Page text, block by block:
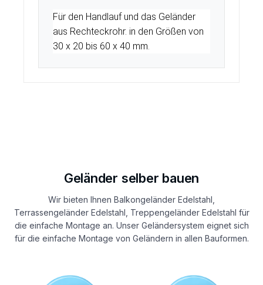
Für den Handlauf und das Geländer
aus Rechteckrohr. in den Größen von
30 x 20 bis 60 x 40 mm.
Geländer selber bauen
Wir bieten Ihnen Balkongeländer Edelstahl,
Terrassengeländer Edelstahl, Treppengeländer Edelstahl für
die einfache Montage an. Unser Geländersystem eignet sich
für die einfache Montage von Geländern in allen Bauformen.